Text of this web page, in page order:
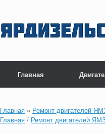
Главная
Главная » Ремонт двигателей
Главная / Ремонт двигателей